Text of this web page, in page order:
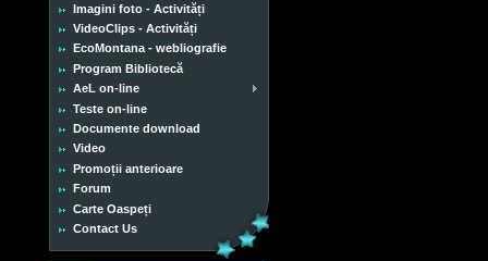
Imagini foto - Activități
VideoClips - Activități
EcoMontana - webliografie
Program Bibliotecă
AeL on-line
Teste on-line
Documente download
Video
Promoții anterioare
Forum
Carte Oaspeți
Contact Us